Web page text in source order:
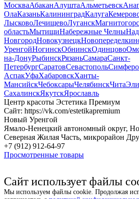
МоскваАбаканАлуштаАльметьевск
ОлаКазаньКалининградКалуга
ЛысковоЛечищевоЛуганск
областьМытищиНабережные Челны
НовгородНовокузнецк
УренгойНогинскОбнинскОдинцово
на-ДонуРыбинскРязаньСамараСанкт-
ПетербургСаратовСевастополь
АспакУфаХабаровскХанты-
МансийскЧебоксарыЧелябинскЧита
СахалинскЯкутскЯрославль
Центр красоты Эстетика Премиум
Сайт: https://vk.com/estetikapremium
Новый Уренгой
Ямало-Ненецкий автономный округ,
Северная Жилая Часть, микрорайон
+7 (912) 912-64-97
Просмотренные товары
Сайт использует файлы
Мы используем файлы cookie. Продолжая